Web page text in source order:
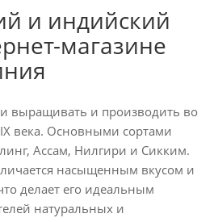
и индийский
магазине
выращивать и производить во
века. Основными сортами
Ассам, Нилгири и Сикким.
насыщенным вкусом и
делает его идеальным
натуральных и